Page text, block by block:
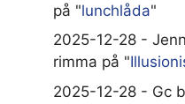
på "lunchlåda"
2025-12-28 -
rimma på "
2025-12-28 - Gc